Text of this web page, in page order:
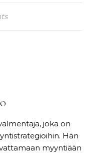
joka on
Hän
myyntiään